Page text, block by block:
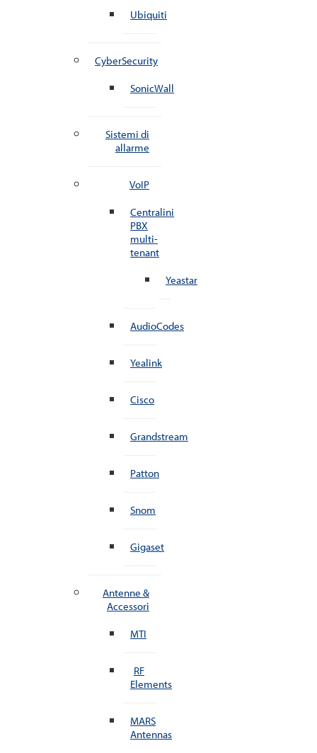
Ubiquiti
CyberSecurity
SonicWall
Sistemi di
allarme
VoIP
Centralini
PBX
multi-
tenant
Yeastar
AudioCodes
Yealink
Cisco
Grandstream
Patton
Snom
Gigaset
Antenne &
Accessori
MTI
RF
Elements
MARS
Antennas